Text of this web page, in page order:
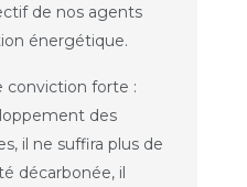
de nos agents
énergétique.
conviction forte :
des
il ne suffira plus de
décarbonée, il